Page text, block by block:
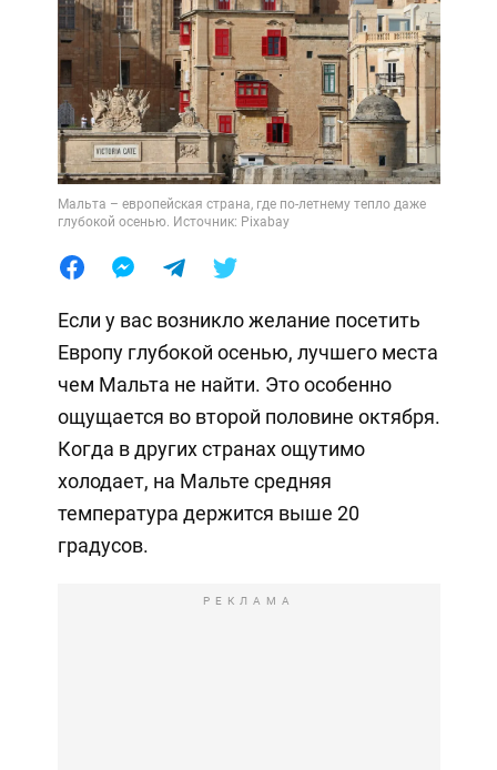
Мальта – европейская страна, где по-летнему тепло даже
глубокой осенью. Источник: Pixabay
Если у вас возникло желание посетить
Европу глубокой осенью, лучшего места
чем Мальта не найти. Это особенно
ощущается во второй половине октября.
Когда в других странах ощутимо
холодает, на Мальте средняя
температура держится выше 20
градусов.
РЕКЛАМА